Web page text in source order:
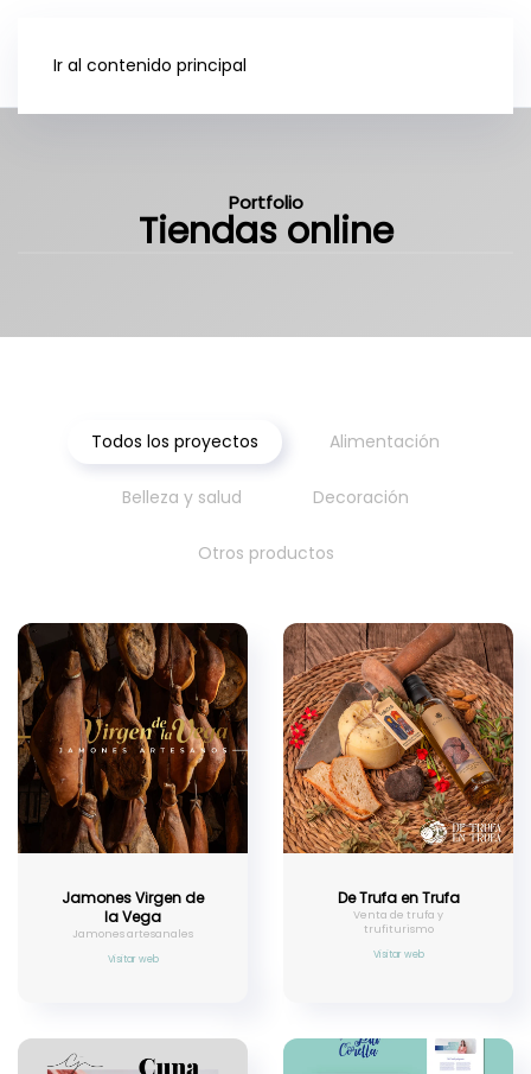
Ir al contenido principal
Portfolio
Tiendas online
Todos los proyectos Alimentación
Belleza y salud Decoración
Otros productos
Jamones Virgen de
la Vega
Jamones artesanales
Visitar web
De Trufa en Trufa
Venta de trufa y
trufiturismo
Visitar web